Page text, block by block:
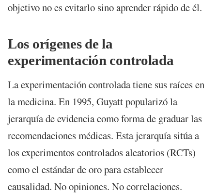
objetivo no es evitarlo sino aprender rápido de él.
Los orígenes de la
experimentación controlada
La experimentación controlada tiene sus raíces en
la medicina. En 1995, Guyatt popularizó la
jerarquía de evidencia como forma de graduar las
recomendaciones médicas. Esta jerarquía sitúa a
los experimentos controlados aleatorios (RCTs)
como el estándar de oro para establecer
causalidad. No opiniones. No correlaciones.